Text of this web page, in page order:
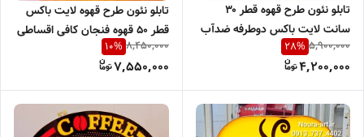
تابلو نئون طرح قهوه قطر ۳۰
سانت لایت باکس دوطرفه ضدآب
قهوه فنجان کافی اقساطی
5,900,000
28%
4,200,000
تابلو نئون طرح قهوه لایت باکس
قطر ۵۰ قهوه فنجان کافی اقساطی
8,450,000
10%
7,550,000